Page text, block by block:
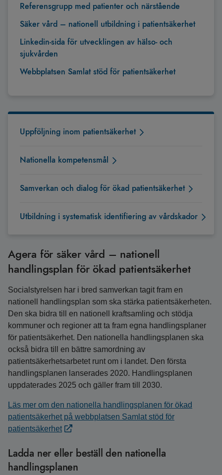
Referensgrupp med patienter och närstående
Säker vård – nationell utbildning i patientsäkerhet
Linkedin-sida för utvecklingen av hälso- och
sjukvården
Webbplatsen Samlat stöd för patientsäkerhet
Uppföljning inom patientsäkerhet
Nationella kompetensmål
Samverkan och dialog för ökad patientsäkerhet
Utbildning i systematisk identifiering av vårdskador
Agera för säker vård – nationell
handlingsplan för ökad patientsäkerhet
Socialstyrelsen har i bred samverkan tagit fram en
nationell handlingsplan som ska stärka patientsäkerheten.
Den ska bidra till en nationell kraftsamling och stödja
kommuner och regioner att ta fram egna handlingsplaner
för patientsäkerhet. Den nationella handlingsplanen ska
också bidra till en bättre samordning av
patientsäkerhetsarbetet runt om i landet. Den första
handlingsplanen lanserades 2020. Handlingsplanen
uppdaterades 2025 och gäller fram till 2030.
Läs mer om den nationella handlingsplanen för ökad
patientsäkerhet på webbplatsen Samlat stöd för
patientsäkerhet
Ladda ner eller beställ den nationella
handlingsplanen